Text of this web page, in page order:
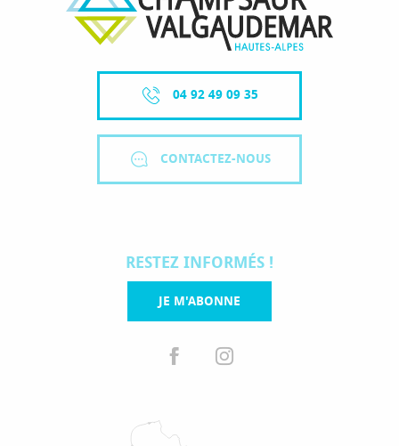
04 92 49 09 35
CONTACTEZ-NOUS
RESTEZ INFORMÉS !
JE M'ABONNE